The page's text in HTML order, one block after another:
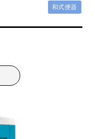
和式便器